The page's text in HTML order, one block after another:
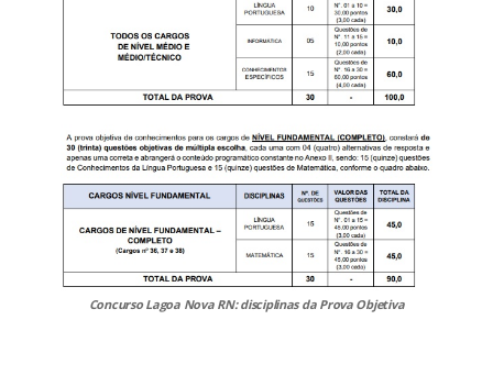
Concurso Lagoa Nova RN: disciplinas da Prova Objetiva